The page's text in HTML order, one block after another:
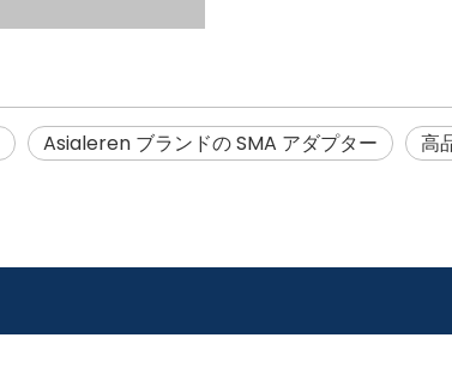
Asialeren ブランドの SMA アダプター
高